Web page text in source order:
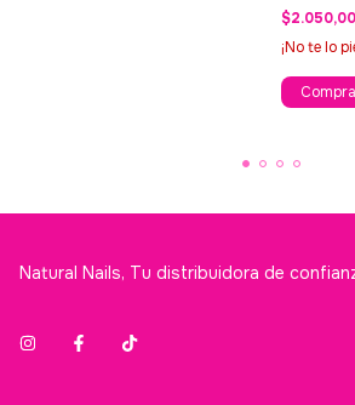
$2.050,00
¡No te lo
Natural Nails, Tu distribuidora de